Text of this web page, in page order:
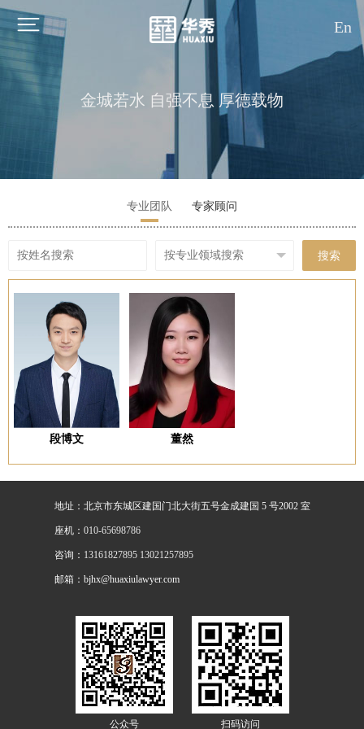
En
金城若水 自强不息 厚德载物
专业团队 专家顾问
搜索
段博文 董然
地址：北京市东城区建国门北大街五号金成建国 5 号2002 室
座机： 010-65698786
咨询： 13161827895 13021257895
邮箱：bjhx@huaxiulawyer.com
公众号 扫码访问